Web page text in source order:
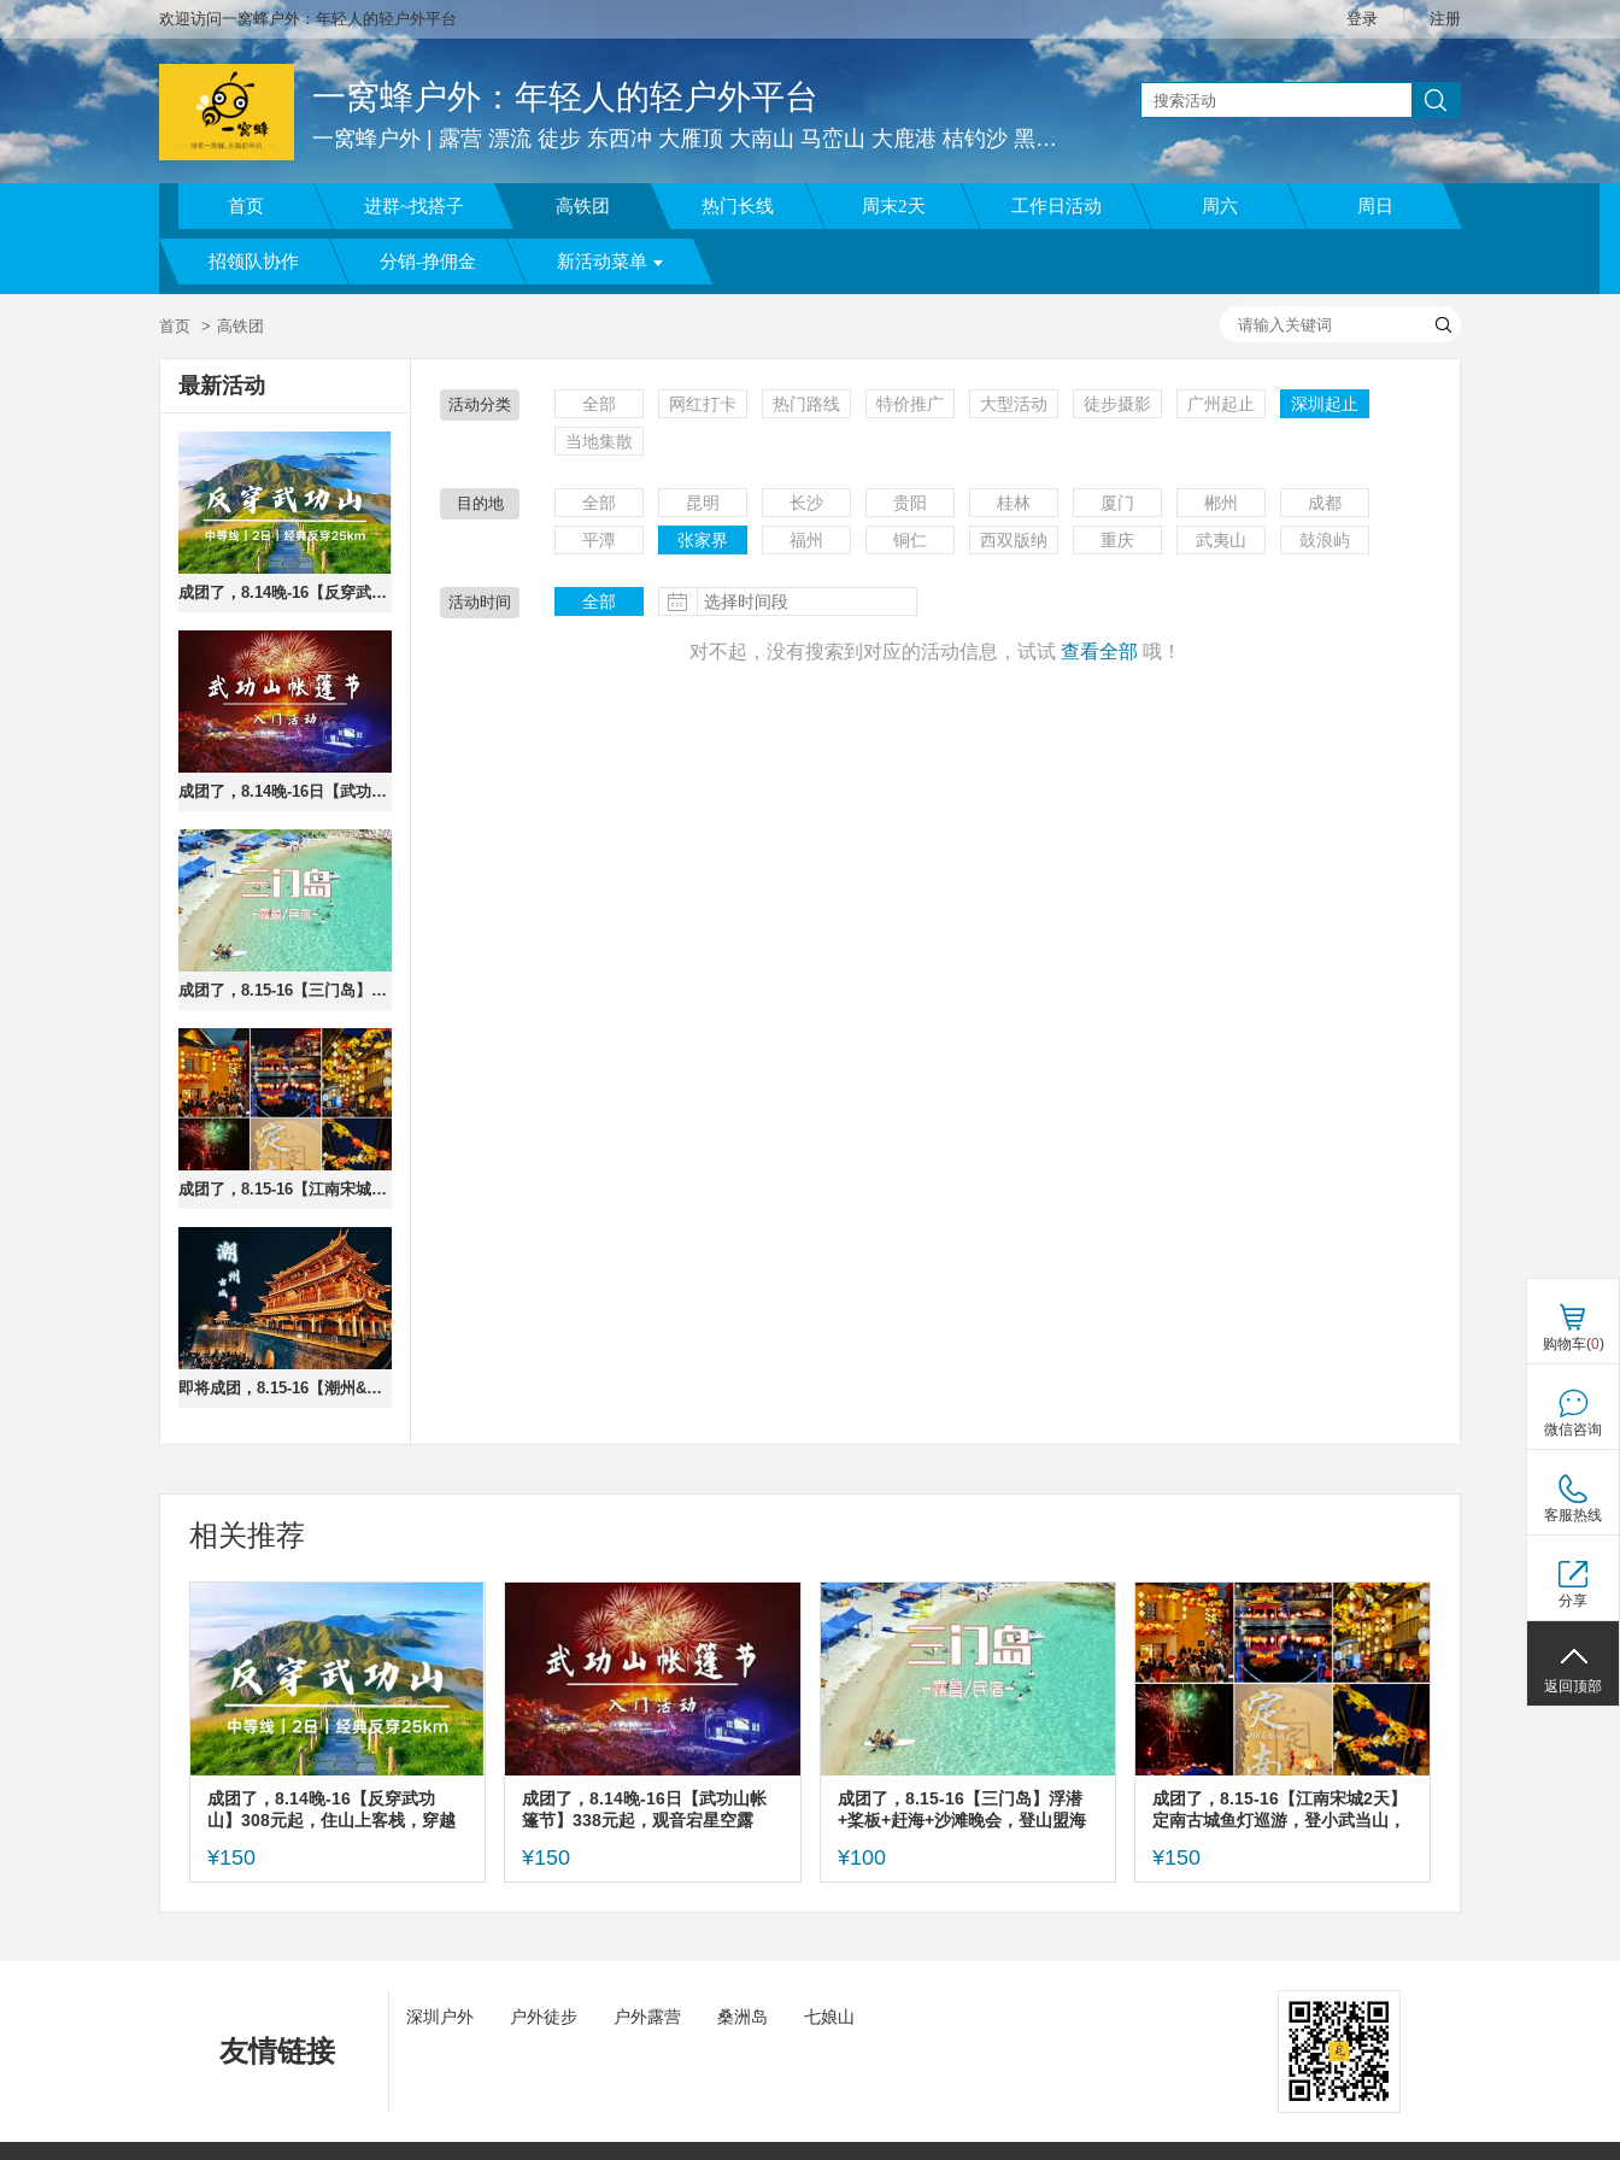
欢迎访问一窝蜂户外：年轻人的轻户外平台 登录 | 注册
一窝蜂户外：年轻人的轻户外平台
一窝蜂户外 | 露营 漂流 徒步 东西冲 大雁顶 大南山 马峦山 大鹿港 桔钓沙 黑排角 三水线 七娘山 深圳户外 户外徒步 深圳户外群 深圳户外公众号
首页 进群~找搭子 高铁团 热门长线 周末2天 工作日活动 周六 周日
招领队协作 分销-挣佣金 新活动菜单
首页 高铁团
最新活动
成团了，8.14晚-16【反穿武功山】308元起，住山上客栈，穿越云中草原、邂逅日出云海
成团了，8.14晚-16日【武功山帐篷节】338元起，观音宕星空露营、特色活动、云海日出、邂逅日出云海
成团了，8.15-16【三门岛】浮潜+桨板+赶海+沙滩晚会，登山盟海誓峰。报名付定金。
成团了，8.15-16【江南宋城2天】定南古城鱼灯巡游，登小武当山，游赣州古城，报名付定金
即将成团，8.15-16【潮州&南澳岛】潮州古城、南澳岛跨海大桥、网红灯塔、北回归线，报名付定金
活动分类 全部 网红打卡 热门路线 特价推广 大型活动 徒步摄影 广州起止
深圳起止
当地集散
更多
目的地 全部 昆明 长沙 贵阳 桂林 厦门 郴州
成都
平潭
张家界 福州 铜仁 西双版纳 重庆 武夷山 鼓浪屿
更多
活动时间 全部
对不起，没有搜索到对应的活动信息，试试 查看全部 哦！
相关推荐
成团了，8.14晚-16【反穿武功
山】308元起，住山上客栈，穿越
¥150
成团了，8.14晚-16日【武功山帐
篷节】338元起，观音宕星空露
出云海
¥150
成团了，8.15-16【三门岛】浮潜
+桨板+赶海+沙滩晚会，登山盟海
¥100
成团了，8.15-16【江南宋城2天】
定南古城鱼灯巡游，登小武当山，
¥150
友情链接
深圳户外 户外徒步 户外露营 桑洲岛 七娘山
购物车(0)
微信咨询
客服热线
分享
返回顶部